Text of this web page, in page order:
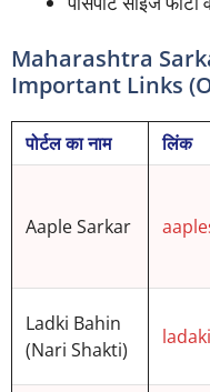
Maharashtra
Important Links
पोर्टल का नाम लिंक
Aaple Sarkar
Ladki Bahin
(Nari Shakti)